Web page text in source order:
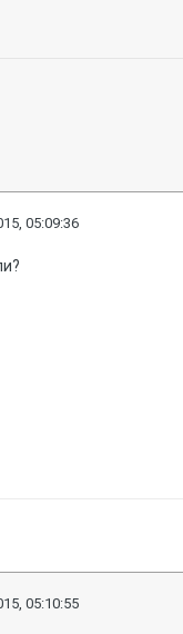
05:09:36
05:10:55